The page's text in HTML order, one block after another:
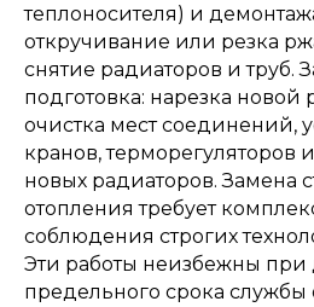
теплоносителя) и
откручивание или резка
снятие радиаторов и труб.
подготовка: нарезка новой
очистка мест соединений,
кранов, терморегуляторов
новых радиаторов. Замена
отопления требует
соблюдения строгих
Эти работы неизбежны
предельного срока